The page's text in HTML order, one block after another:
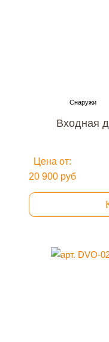
Входная
Цена от:
20 900 руб